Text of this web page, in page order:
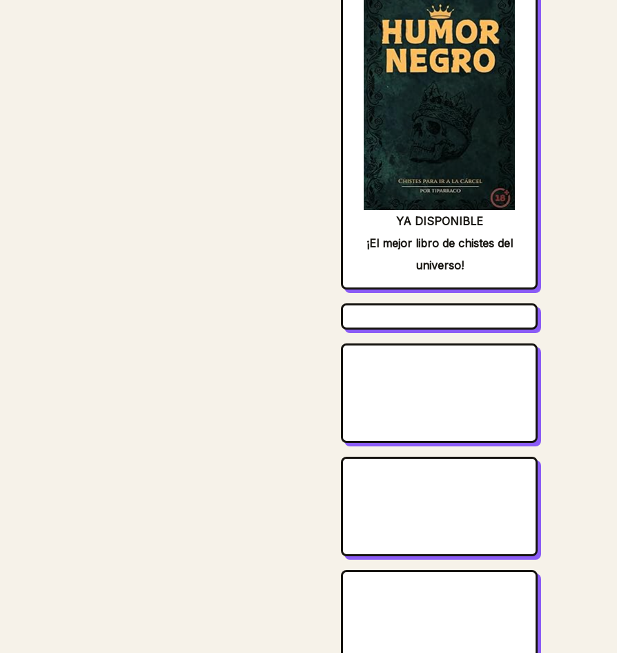
YA DISPONIBLE
¡El mejor libro de chistes del
universo!